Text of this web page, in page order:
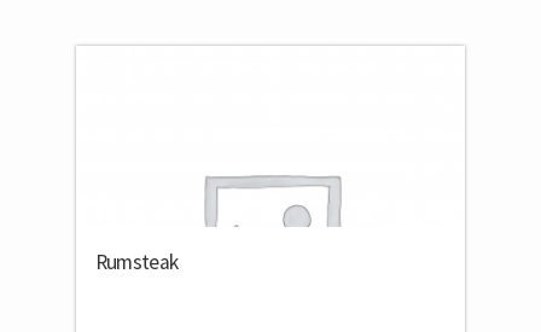
Rumsteak